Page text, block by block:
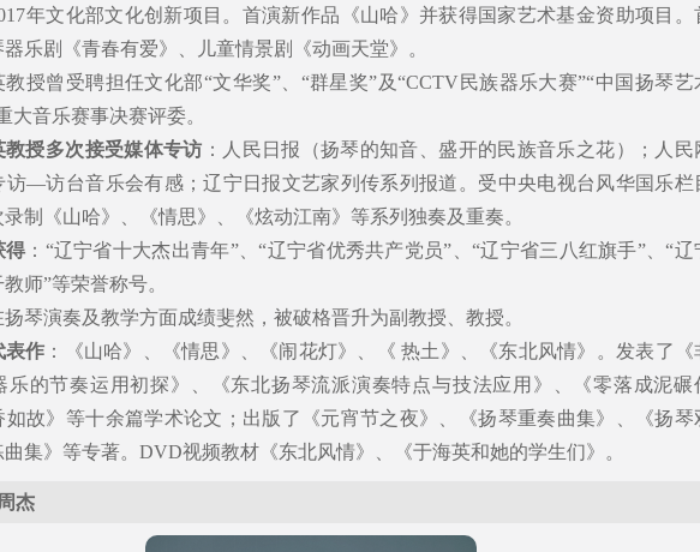
年文化部文化创新项目。首演新作品《山哈》并获得国家艺术基金资助项目。
乐剧《青春有爱》、儿童情景剧《动画天堂》。
教授曾受聘担任文化部“文华奖”、“群星奖”及“CCTV民族器乐大赛”“中国扬琴艺
大音乐赛事决赛评委。
教授多次接受媒体专访 ：人民日报（扬琴的知音、盛开的民族音乐之花）；人民
访—访台音乐会有感；辽宁日报文艺家列传系列报道。受中央电视台风华国乐栏
制《山哈》、《情思》、《炫动江南》等系列独奏及重奏。
得 ：“辽宁省十大杰出青年”、“辽宁省优秀共产党员”、“辽宁省三八红旗手”、“辽
师”等荣誉称号。
扬琴演奏及教学方面成绩斐然，被破格晋升为副教授、教授。
表作 ：《山哈》、《情思》、《闹花灯》、《 热土》、《东北风情》。发表了《
乐的节奏运用初探》、《东北扬琴流派演奏特点与技法应用》、《零落成泥碾
如故》等十余篇学术论文；出版了《元宵节之夜》、《扬琴重奏曲集》、《扬琴
集》等专著。DVD视频教材《东北风情》、《于海英和她的学生们》。
杰